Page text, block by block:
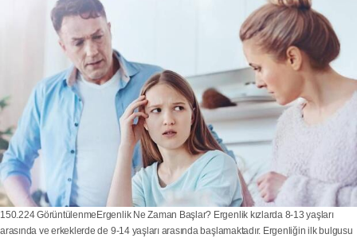
150.224 GörüntülenmeErgenlik Ne Zaman Başlar? Ergenlik kızlarda 8-13 yaşları
arasında ve erkeklerde de 9-14 yaşları arasında başlamaktadır. Ergenliğin ilk bulgusu